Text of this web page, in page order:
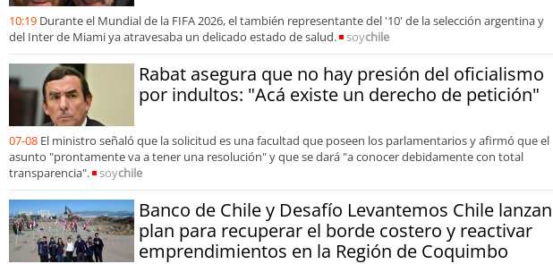
10:19 Durante el Mundial de la FIFA 2026, el también representante del '10' de la selección argentina y
del Inter de Miami ya atravesaba un delicado estado de salud.
soychile
Rabat asegura que no hay presión del oficialismo
por indultos: "Acá existe un derecho de petición"
07-08 El ministro señaló que la solicitud es una facultad que poseen los parlamentarios y afirmó que el
asunto "prontamente va a tener una resolución" y que se dará "a conocer debidamente con total
transparencia".
soychile
Banco de Chile y Desafío Levantemos Chile lanzan
plan para recuperar el borde costero y reactivar
emprendimientos en la Región de Coquimbo